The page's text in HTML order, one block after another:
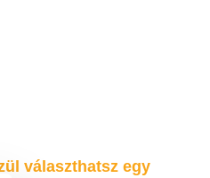
választhatsz egy